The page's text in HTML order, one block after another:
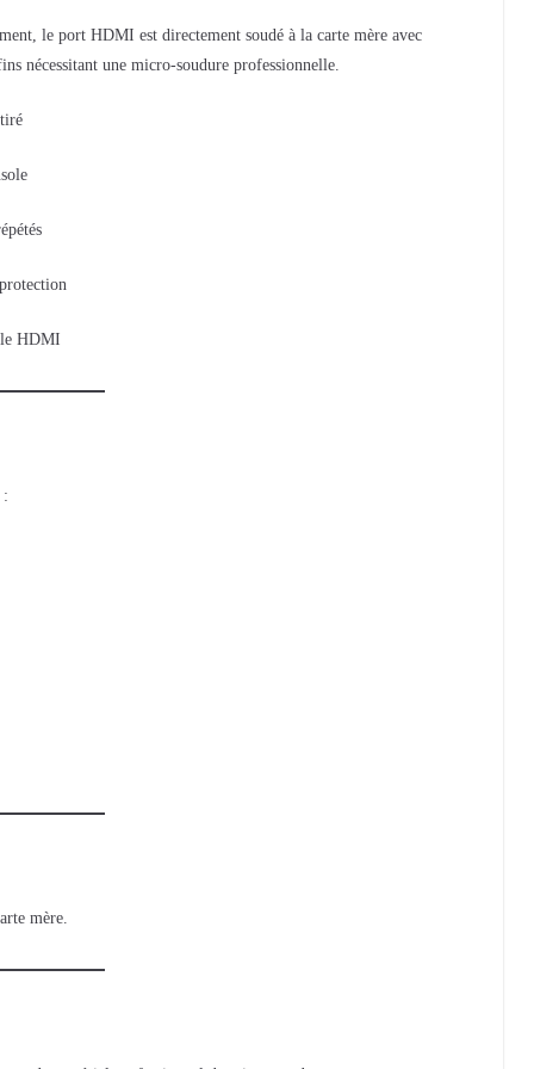
le port HDMI est directement soudé à la carte mère avec
nécessitant une micro-soudure professionnelle.
HDMI
:
mère.